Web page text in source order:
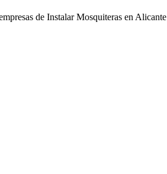
de Instalar Mosquiteras en Alicante